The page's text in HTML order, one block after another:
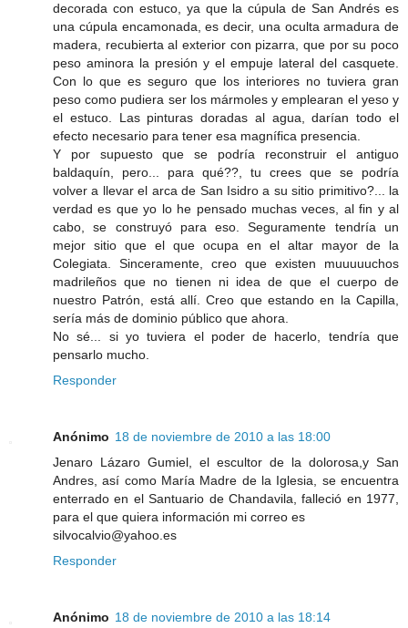
decorada con estuco, ya que la cúpula de San Andrés es
una cúpula encamonada, es decir, una oculta armadura de
madera, recubierta al exterior con pizarra, que por su poco
peso aminora la presión y el empuje lateral del casquete.
Con lo que es seguro que los interiores no tuviera gran
peso como pudiera ser los mármoles y emplearan el yeso y
el estuco. Las pinturas doradas al agua, darían todo el
efecto necesario para tener esa magnífica presencia.
Y por supuesto que se podría reconstruir el antiguo
baldaquín, pero... para qué??, tu crees que se podría
volver a llevar el arca de San Isidro a su sitio primitivo?... la
verdad es que yo lo he pensado muchas veces, al fin y al
cabo, se construyó para eso. Seguramente tendría un
mejor sitio que el que ocupa en el altar mayor de la
Colegiata. Sinceramente, creo que existen muuuuuchos
madrileños que no tienen ni idea de que el cuerpo de
nuestro Patrón, está allí. Creo que estando en la Capilla,
sería más de dominio público que ahora.
No sé... si yo tuviera el poder de hacerlo, tendría que
pensarlo mucho.
Responder
Anónimo 18 de noviembre de 2010 a las 18:00
Jenaro Lázaro Gumiel, el escultor de la dolorosa,y San
Andres, así como María Madre de la Iglesia, se encuentra
enterrado en el Santuario de Chandavila, falleció en 1977,
para el que quiera información mi correo es
silvocalvio@yahoo.es
Responder
Anónimo 18 de noviembre de 2010 a las 18:14